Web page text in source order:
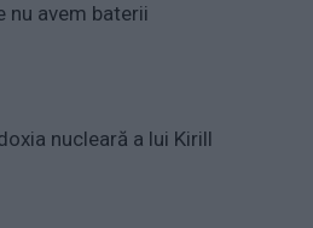
nu avem baterii
nucleară a lui Kirill